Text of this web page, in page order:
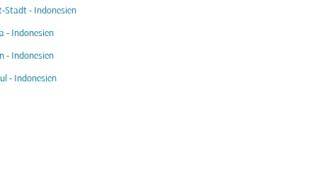
Stadt - Indonesien
- Indonesien
- Indonesien
- Indonesien